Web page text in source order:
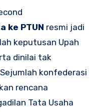
ke PTUN resmi jadi
keputusan Upah
dinilai tak
konfederasi
rencana
Tata Usaha